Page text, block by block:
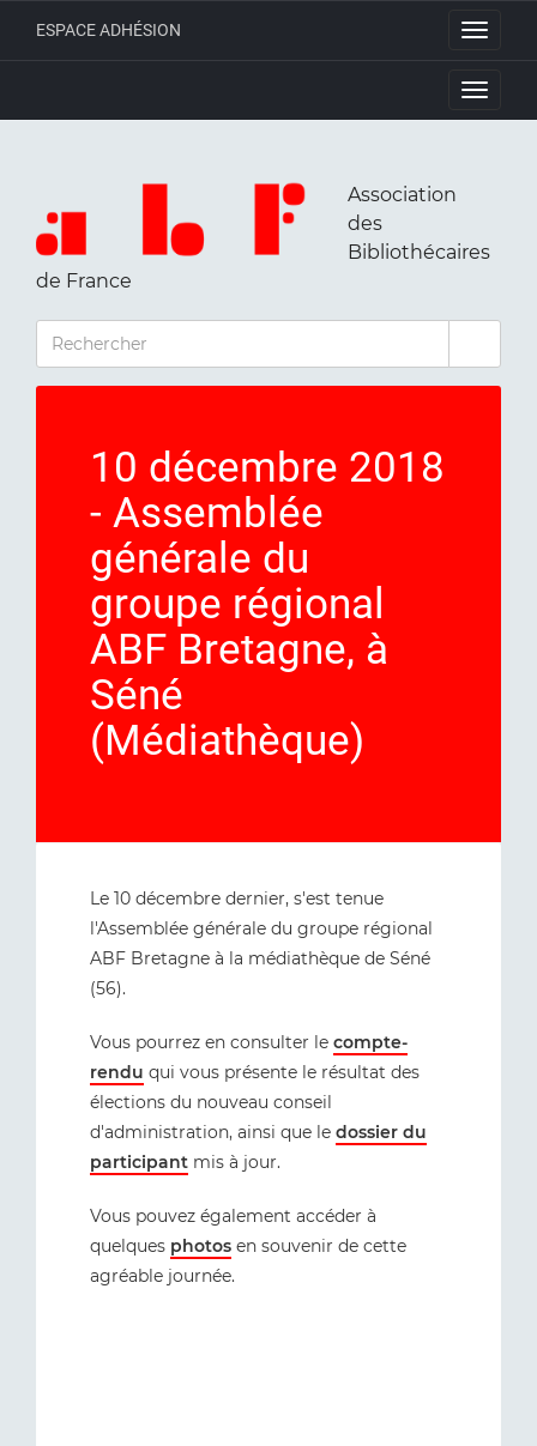
Toggle
ESPACE ADHÉSION
Toggle
Association
des
Bibliothécaires
de France
RECHERCHER
10 décembre 2018
- Assemblée
générale du
groupe régional
ABF Bretagne, à
Séné
(Médiathèque)
Le 10 décembre dernier, s'est tenue
l'Assemblée générale du groupe régional
ABF Bretagne à la médiathèque de Séné
(56).
Vous pourrez en consulter le compte-
rendu qui vous présente le résultat des
élections du nouveau conseil
d'administration, ainsi que le dossier du
participant mis à jour.
Vous pouvez également accéder à
quelques photos en souvenir de cette
agréable journée.